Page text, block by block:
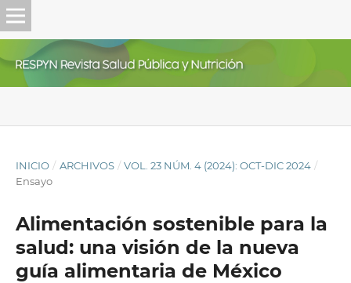
INICIO / ARCHIVOS / VOL. 23 NÚM. 4 (2024): OCT-DIC 2024 /
Ensayo
Alimentación sostenible para la
salud: una visión de la nueva
guía alimentaria de México